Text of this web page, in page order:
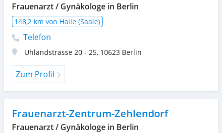
Frauenarzt / Gynäkologe in Berlin
148,2 km von Halle (Saale)
Telefon
Uhlandstrasse 20 - 25, 10623 Berlin
Zum Profil
Frauenarzt-Zentrum-Zehlendorf
Frauenarzt / Gynäkologe in Berlin